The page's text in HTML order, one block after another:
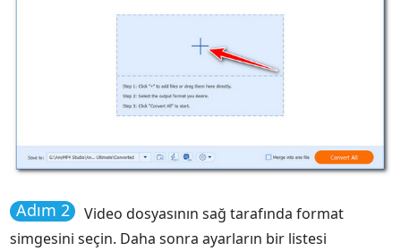
Adım 2
Video dosyasının sağ tarafında format
simgesini seçin. Daha sonra ayarların bir listesi